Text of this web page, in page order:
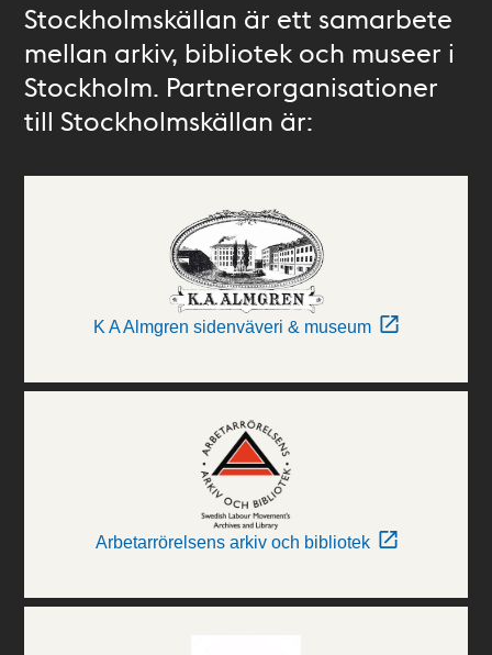
Stockholmskällan är ett samarbete
mellan arkiv, bibliotek och museer i
Stockholm. Partnerorganisationer
till Stockholmskällan är:
K A Almgren sidenväveri & museum
Arbetarrörelsens arkiv och bibliotek